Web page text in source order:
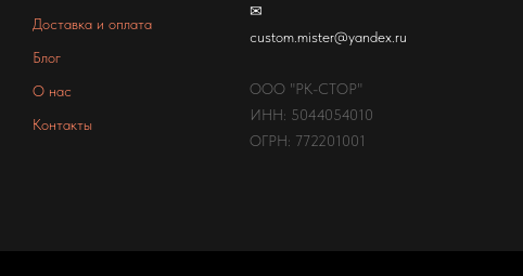
Доставка и оплата
Блог
О нас
Контакты
✉
custom.mister@yandex.ru
ООО "РК-СТОР"
ИНН: 5044054010
ОГРН: 772201001